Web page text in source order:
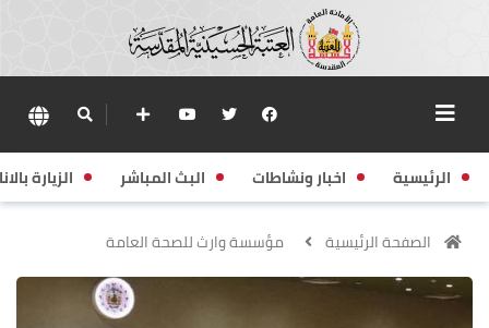
الرئيسية اخبار ونشاطات البث المباشر الزيارة
الصفحة الرئيسية مؤسسة وارث للصحة العامة